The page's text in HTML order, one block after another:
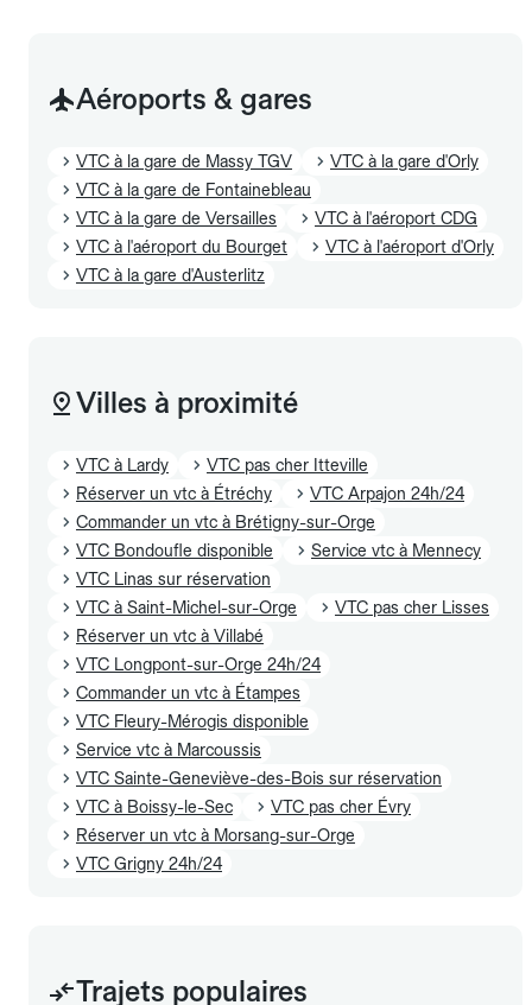
Aéroports & gares
VTC à la gare de Massy TGV
VTC à la gare d'Orly
VTC à la gare de Fontainebleau
VTC à la gare de Versailles
VTC à l'aéroport CDG
VTC à l'aéroport du Bourget
VTC à l'aéroport d'Orly
VTC à la gare d'Austerlitz
Villes à proximité
VTC à Lardy
VTC pas cher Itteville
Réserver un vtc à Étréchy
VTC Arpajon 24h/24
Commander un vtc à Brétigny-sur-Orge
VTC Bondoufle disponible
Service vtc à Mennecy
VTC Linas sur réservation
VTC à Saint-Michel-sur-Orge
VTC pas cher Lisses
Réserver un vtc à Villabé
VTC Longpont-sur-Orge 24h/24
Commander un vtc à Étampes
VTC Fleury-Mérogis disponible
Service vtc à Marcoussis
VTC Sainte-Geneviève-des-Bois sur réservation
VTC à Boissy-le-Sec
VTC pas cher Évry
Réserver un vtc à Morsang-sur-Orge
VTC Grigny 24h/24
Trajets populaires